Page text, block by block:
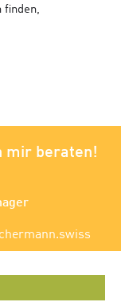
finden,
mir beraten!